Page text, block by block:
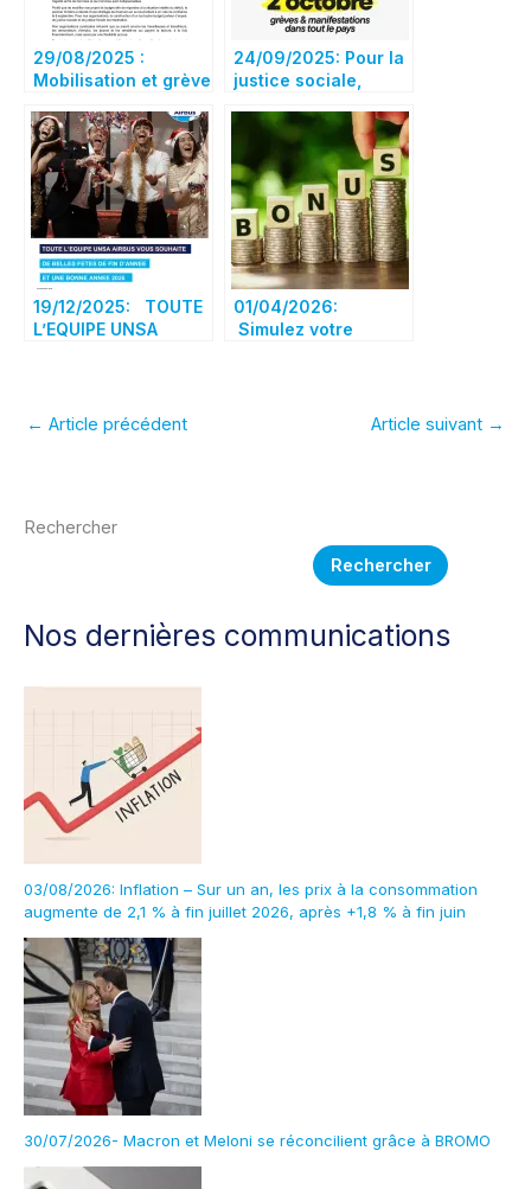
29/08/2025 :
Mobilisation et grève
24/09/2025: Pour la
justice sociale,
environnementale,
mobilisons-nous le 2
octobre ! Toulouse
Saint-cyprien à 14h
19/12/2025: TOUTE
L’EQUIPE UNSA
D’ANNEE
01/04/2026:
Simulez votre
← Article précédent Article suivant →
Rechercher
Rechercher
Nos dernières communications
03/08/2026: Inflation – Sur un an, les prix à la consommation
augmente de 2,1 % à fin juillet 2026, après +1,8 % à fin juin
30/07/2026- Macron et Meloni se réconcilient grâce à BROMO